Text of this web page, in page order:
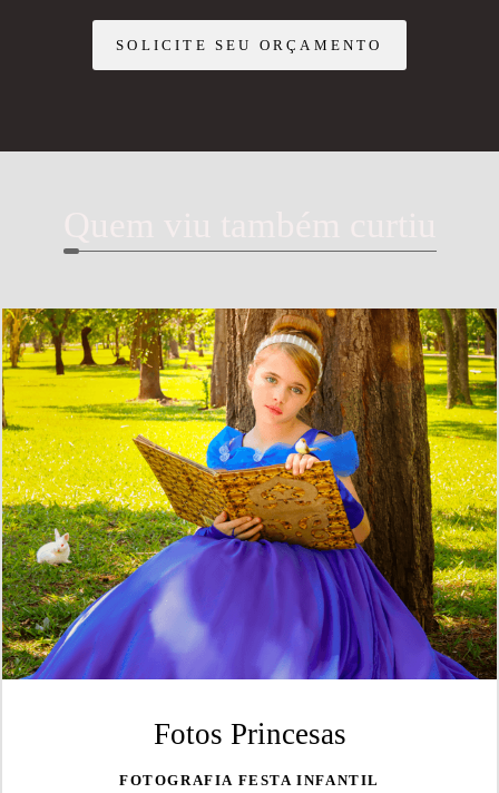
SOLICITE SEU ORÇAMENTO
Fotos Princesas
FOTOGRAFIA FESTA INFANTIL